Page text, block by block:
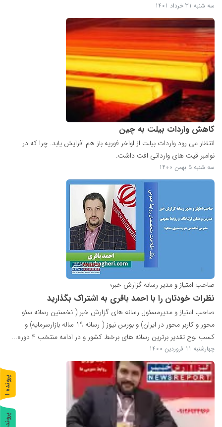
سه شنبه 31 خرداد 1401
کاهش واردات بیلت به چین
انتظار می رود واردات بیلت از اواخر فوریه باز هم افزایش یابد. چرا که در
نوامبر قیت های وارداتی افت داشت.
سه شنبه 5 بهمن 1400
صاحب امتیاز و مدیر رسانه گزارش خبر؛
نظرات خودتان را با احمد باقری به اشتراک بگذارید
صاحب امتیاز و مدیرمسئول رسانه های گزارش خبر ( نخستین رسانه سئو
محور و کاربر محور در ایران) و بورس نیوز ( رسانه 19 ساله بازارسرمایه) و
کسب لوح تقدیر برترین رسانه های برخط کشور و در ادامه منتخب 4 دوره...
چهارشنبه 11 فروردین 1400
پ
ر
و
ن
د
ه
1
پ
2